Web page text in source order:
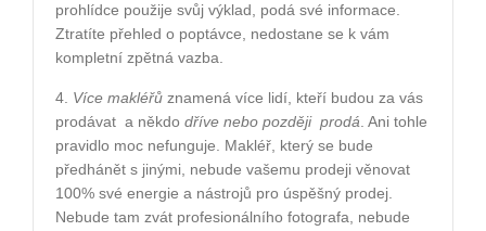
prohlídce použije svůj výklad, podá své informace.
Ztratíte přehled o poptávce, nedostane se k vám
kompletní zpětná vazba.
4. Více makléřů znamená více lidí, kteří budou za vás
prodávat a někdo dříve nebo později prodá . Ani tohle
pravidlo moc nefunguje. Makléř, který se bude
předhánět s jinými, nebude vašemu prodeji věnovat
100% své energie a nástrojů pro úspěšný prodej.
Nebude tam zvát profesionálního fotografa, nebude